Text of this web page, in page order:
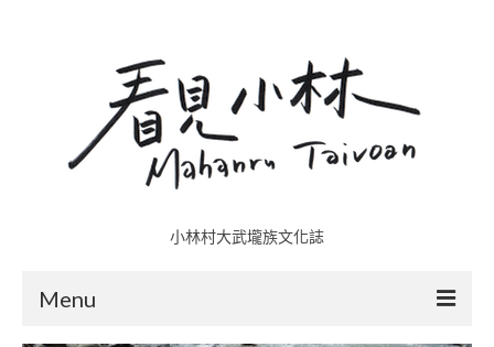
小林村大武壠族文化誌
Menu